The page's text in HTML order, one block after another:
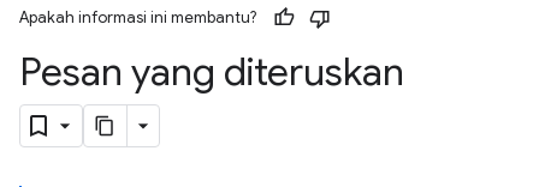
Apakah informasi ini membantu?
Pesan yang diteruskan